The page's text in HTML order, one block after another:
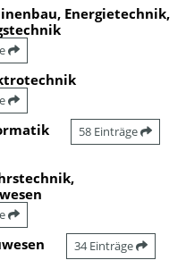
Energietechnik,
58 Einträge
34 Einträge